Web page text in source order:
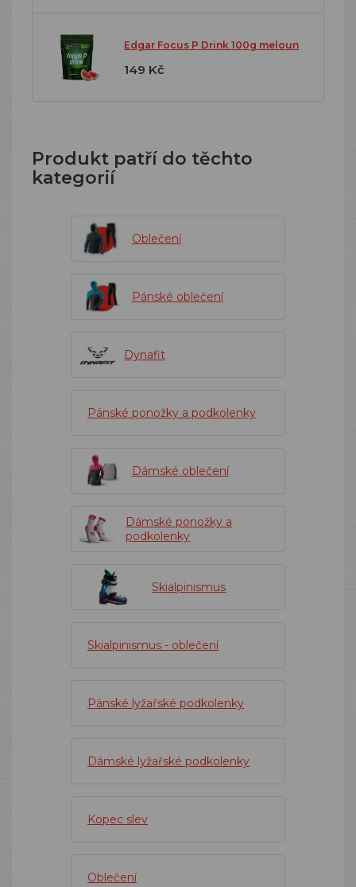
Edgar Focus P Drink 100g meloun
149 Kč
Produkt patří do těchto
kategorií
Oblečení
Pánské oblečení
Dynafit
Pánské ponožky a podkolenky
Dámské oblečení
Dámské ponožky a
podkolenky
Skialpinismus
Skialpinismus - oblečení
Pánské lyžařské podkolenky
Dámské lyžařské podkolenky
Kopec slev
Oblečení